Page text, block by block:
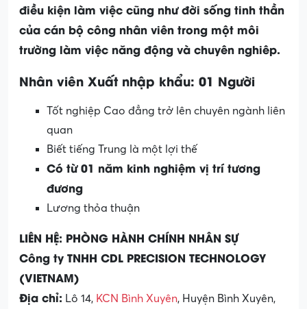
điều kiện làm việc cũng như đời sống tinh thần
của cán bộ công nhân viên trong một môi
trường làm việc năng động và chuyên nghiêp.
Nhân viên Xuất nhập khẩu: 01 Người
Tốt nghiệp Cao đẳng trở lên chuyên ngành liên
quan
Biết tiếng Trung là một lợi thế
Có từ 01 năm kinh nghiệm vị trí tương
đương
Lương thỏa thuận
LIÊN HỆ: PHÒNG HÀNH CHÍNH NHÂN SỰ
Công ty TNHH CDL PRECISION TECHNOLOGY
(VIETNAM)
Địa chỉ: Lô 14, KCN Bình Xuyên, Huyện Bình Xuyên,